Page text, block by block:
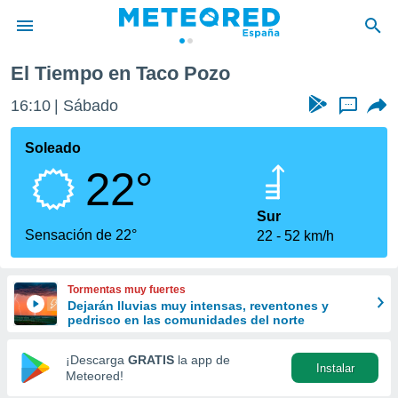
de
por
que se
calidad.
a este
las
y
forma
digital
basada
El Tiempo en Taco Pozo
16:10 Sábado ...
Soleado
22°
Sensación de 22°
Sur
22
52 km/h
Tormentas muy fuertes
Dejarán lluvias muy intensas, reventones y
pedrisco en las comunidades del norte
¡Descarga GRATIS la app de
Meteored!
Instalar